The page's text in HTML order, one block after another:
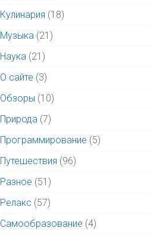
Кулинария (18)
Музыка (21)
Наука (21)
О сайте (3)
Обзоры (10)
Природа (7)
Программирование (5)
Путешествия (96)
Разное (51)
Релакс (57)
Самообразование (4)